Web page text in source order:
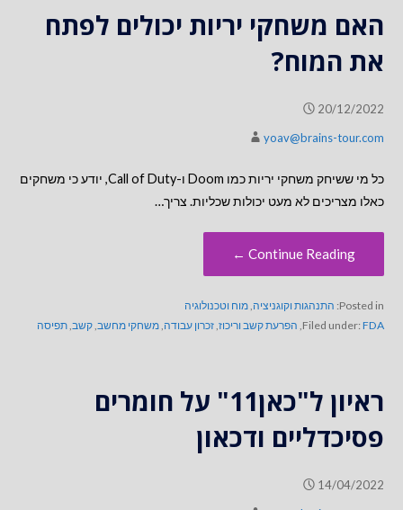
האם משחקי יריות יכולים לפתח
את המוח?
20/12/2022
yoav@brains-tour.com
כל מי ששיחק משחקי יריות כמו Doom ו-Call of Duty, יודע כי משחקים
כאלו מצריכים לא מעט יכולות שכליות. צריך…
Continue Reading ←
Posted in: התנהגות וקוגניציה מוח וטכנולוגיה
Filed under:FDA הפרעת קשב וריכוז, זכרון עבודה משחקי מחשב, קשב, תפיסה
ראיון ל"כאן11" על חומרים
פסיכדליים ודכאון
14/04/2022